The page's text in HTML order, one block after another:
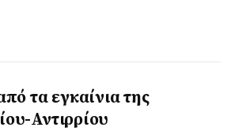
τα εγκαίνια της
Αντιρρίου